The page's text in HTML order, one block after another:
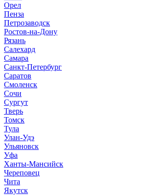
Орел
Пенза
Петрозаводск
Ростов-на-Дону
Рязань
Салехард
Самара
Санкт-Петербург
Саратов
Смоленск
Сочи
Сургут
Тверь
Томск
Тула
Улан-Удэ
Ульяновск
Уфа
Ханты-Мансийск
Череповец
Чита
Якутск